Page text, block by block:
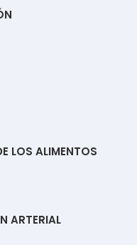
LOS ALIMENTOS
ARTERIAL